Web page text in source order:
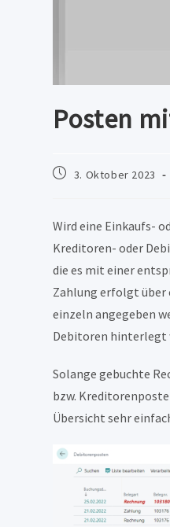
Posten
Beitrag3. Oktober 2023
Wird eine Einkaufs-
Kreditoren- oder
die es mit einer
Zahlung erfolgt über
einzeln angegeben
Debitoren hinterlegt
Solange gebuchte
bzw.
Übersicht sehr